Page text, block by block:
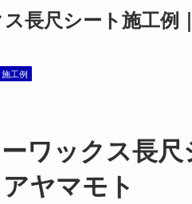
長尺シート施工例
工例
ワックス長
ヤマモト